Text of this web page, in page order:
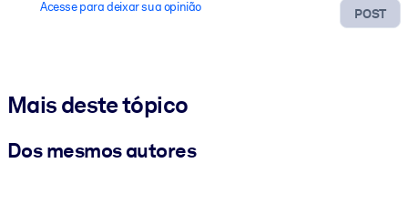
POST
Acesse para deixar sua opinião
Mais deste tópico
Dos mesmos autores